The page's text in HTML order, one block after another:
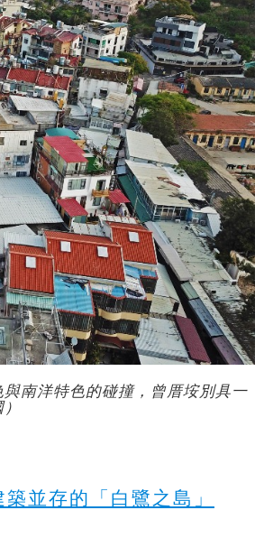
南洋特色的碰撞，曾厝垵別具一
並存的「白鷺之島」